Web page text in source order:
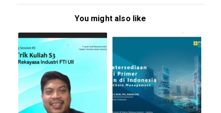
You might also like